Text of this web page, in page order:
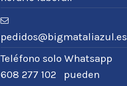
pedidos@bigmataliazul.es
Teléfono solo Whatsapp
608 277 102 pueden